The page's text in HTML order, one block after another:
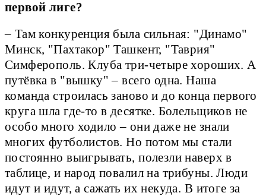
первой лиге?
– Там конкуренция была сильная: "Динамо"
Минск, "Пахтакор" Ташкент, "Таврия"
Симферополь. Клуба три-четыре хороших. А
путёвка в "вышку" – всего одна. Наша
команда строилась заново и до конца первого
круга шла где-то в десятке. Болельщиков не
особо много ходило – они даже не знали
многих футболистов. Но потом мы стали
постоянно выигрывать, полезли наверх в
таблице, и народ повалил на трибуны. Люди
идут и идут, а сажать их некуда. В итоге за